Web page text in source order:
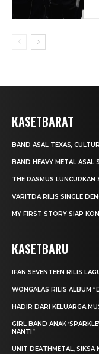
KASETBARAT
BAND ASAL TEXAS,
BAND HEAVY METAL ASAL
THE RASMUS LUNCURKAN
VARITDA RILIS SINGLE
MY FIRST STORY SIAP
KASETBARU
IFAN SEVENTEEN RILIS
WONGALAS RILIS ALBUM
HADIR DARI KELUARGA
GIRL BAND ANAK
NANTI”
UNIT DEATHMETAL, SIKSA